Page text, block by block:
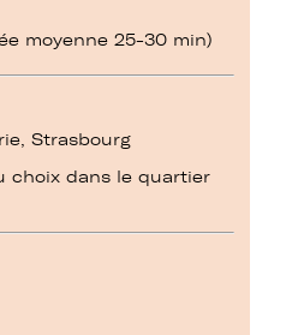
moyenne 25-30 min)
Strasbourg
choix dans le quartier